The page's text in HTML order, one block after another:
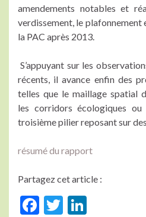
amendements notables et
verdissement, le plafonnement
la PAC après 2013.
S’appuyant sur les
récents, il avance enfin des
telles que le maillage spatial
les corridors écologiques
troisième pilier reposant sur
résumé du rapport
Partagez cet article :
F
T